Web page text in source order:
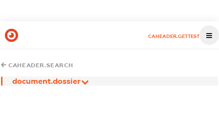
CAHEADER.GETTEST
CAHEADER.SEARCH
document.dossier